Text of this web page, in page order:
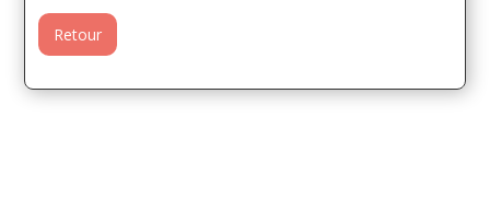
Retour